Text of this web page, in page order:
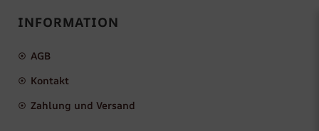
INFORMATION
AGB
Kontakt
Zahlung und Versand